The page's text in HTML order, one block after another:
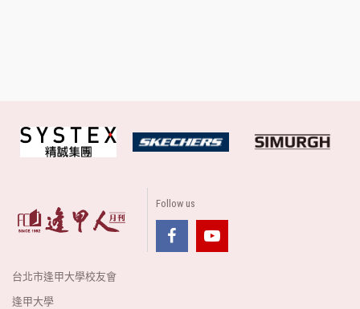
Follow us
台北市逢甲大學校友會
逢甲大學